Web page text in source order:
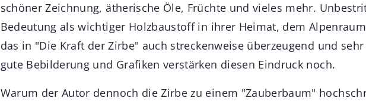
schöner Zeichnung, ätherische Öle, Früchte und vieles mehr.
Bedeutung als wichtiger Holzbaustoff in ihrer Heimat, dem
das in "Die Kraft der Zirbe" auch streckenweise überzeugend und
gute Bebilderung und Grafiken verstärken diesen Eindruck noch.
Warum der Autor dennoch die Zirbe zu einem "Zauberbaum"